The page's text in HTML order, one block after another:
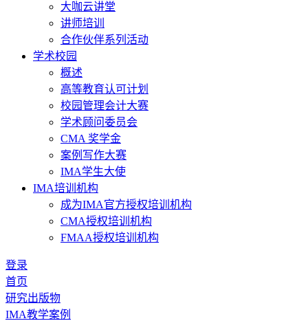
大咖云讲堂
讲师培训
合作伙伴系列活动
学术校园
概述
高等教育认可计划
校园管理会计大赛
学术顾问委员会
CMA 奖学金
案例写作大赛
IMA学生大使
IMA培训机构
成为IMA官方授权培训机构
CMA授权培训机构
FMAA授权培训机构
登录
首页
研究出版物
IMA教学案例